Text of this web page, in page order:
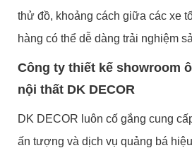
thử đồ, khoảng cách giữa các xe
hàng có thể dễ dàng trải nghiệm
Công ty thiết kế showroom
nội thất DK DECOR
DK DECOR luôn cố gắng cung
ấn tượng và dịch vụ quảng bá